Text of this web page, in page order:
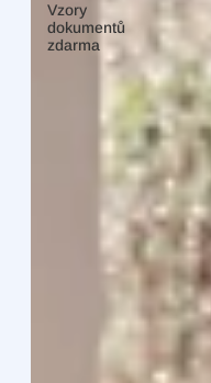
Vzory
dokumentů
zdarma